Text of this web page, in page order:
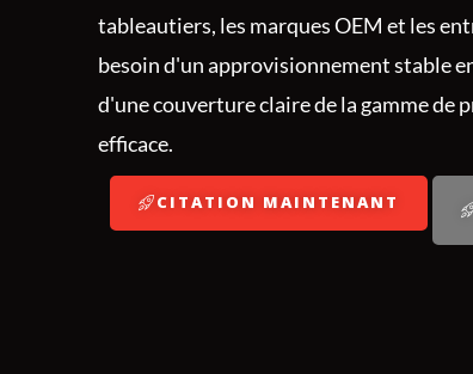
tableautiers, les marques OEM et les
besoin d'un approvisionnement stable
d'une couverture claire de la gamme de
efficace.
CITATION MAINTENANT